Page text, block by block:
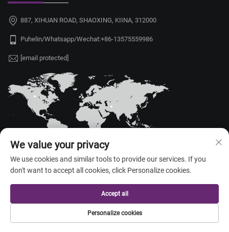
887, XIHUAN ROAD, SHAOXING, KIINA, 312000
Puhelin/Whatsapp/Wechat:+86-13575559986
[email protected]
oikeudet pidätetty. —
Tietosuojakäytäntö
We value your privacy
We use cookies and similar tools to provide our services. If you
don't want to accept all cookies, click Personalize cookies.
Personalize cookies
Accept all